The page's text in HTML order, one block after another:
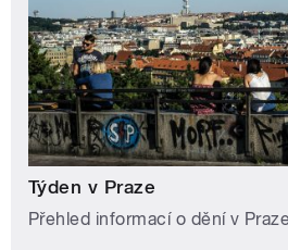
Týden v Praze
Přehled informací o dění v